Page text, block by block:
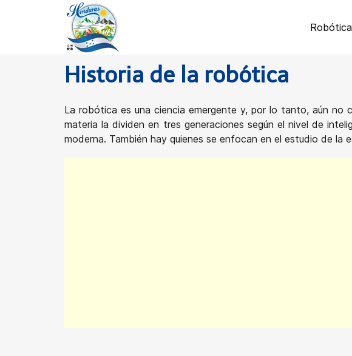
Robótica
Historia de la robótica
La robótica es una ciencia emergente y, por lo tanto, aún no
materia la dividen en tres generaciones según el nivel de
moderna. También hay quienes se enfocan en el estudio de la